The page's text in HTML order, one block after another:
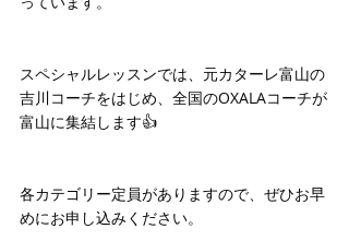
スペシャルレッスンでは、元カターレ富山の
吉川コーチをはじめ、全国のOXALAコーチが
富山に集結します👍
各カテゴリー定員がありますので、ぜひお早
めにお申し込みください。